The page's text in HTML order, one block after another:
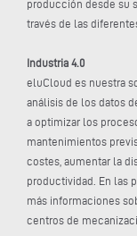
producción desde su
través de las
Industria 4.0
eluCloud es nuestra
análisis de los datos
a optimizar los
mantenimientos
costes, aumentar la
productividad. En las
más informaciones
centros de